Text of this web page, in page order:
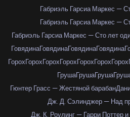
Габриэль Гарсиа Маркес —
Габриэль Гарсиа Маркес —
Габриэль Гарсиа Маркес — Сто лет
ГовядинаГовядинаГовядинаГовядина
ГорохГорохГорохГорохГорохГорохГорох
ГрушаГрушаГруша
Гюнтер Грасс — Жестяной барабан
Дж. Д. Сэлинджер — Над
Дж. К. Роулинг — Гарри Поттер